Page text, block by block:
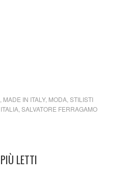
MADE IN ITALY, MODA, STILISTI
ITALIA, SALVATORE FERRAGAMO
PIÙ LETTI